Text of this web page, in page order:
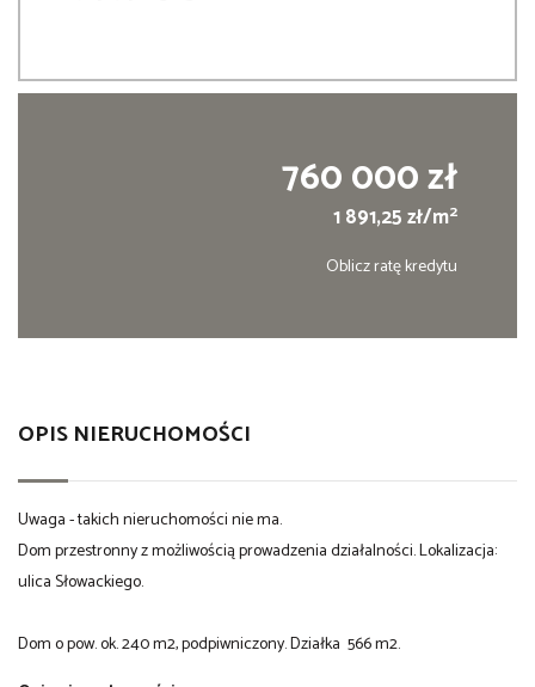
760 000 zł
1 891,25 zł/m2
Oblicz ratę kredytu
OPIS NIERUCHOMOŚCI
Uwaga - takich nieruchomości nie ma.
Dom przestronny z możliwością prowadzenia działalności. Lokalizacja:
ulica Słowackiego.
Dom o pow. ok. 240 m2, podpiwniczony. Działka 566 m2.